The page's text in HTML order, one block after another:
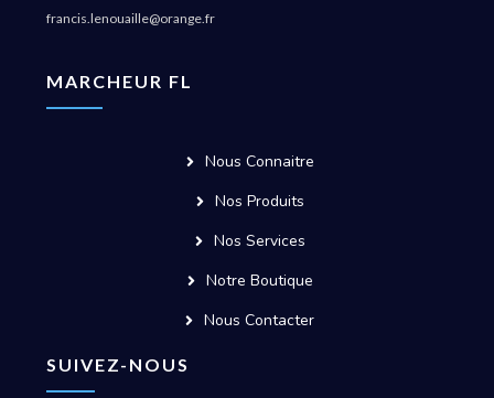
francis.lenouaille@orange.fr
MARCHEUR FL
Nous Connaitre
Nos Produits
Nos Services
Notre Boutique
Nous Contacter
SUIVEZ-NOUS